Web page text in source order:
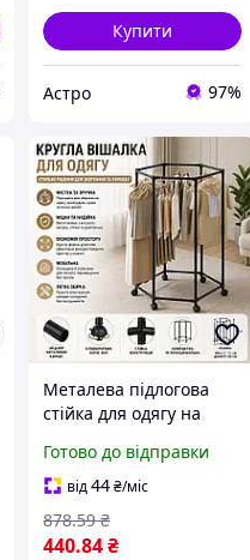
Купити
Астро 97%
Металева підлогова
стійка для одягу на
до 30 кг
Готово до відправки
від44₴/міс
440.84₴
878.59 ₴